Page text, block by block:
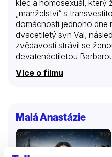
klec a homosexuál, který
„manželství“ s
domácnosti jednoho dne
dvacetiletý syn Val,
zvědavosti strávil se
devatenáctiletou
rodiče, zejména pak
Keeley, je konzervativní
návštěvě Keeleyových
muž. Armandovi, který
Albertem, se to sice příliš
neudělal. Upraví byt
Více o filmu
Malá Anastázie